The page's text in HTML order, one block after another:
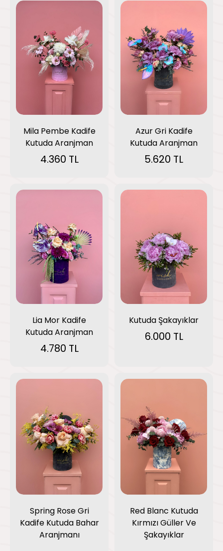
Mila Pembe Kadife
Kutuda Aranjman
4.360 TL
Azur Gri Kadife
Kutuda Aranjman
5.620 TL
Lia Mor Kadife
Kutuda Aranjman
4.780 TL
Kutuda Şakayıklar
6.000 TL
Spring Rose Gri
Kadife Kutuda Bahar
Aranjmanı
Red Blanc Kutuda
Kırmızı Güller Ve
Şakayıklar